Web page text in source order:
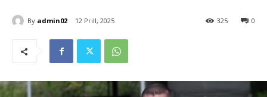
By admin02 12 Prill, 2025 0
325